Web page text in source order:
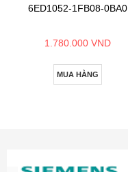
6ED1052-1FB08-0BA0
1.780.000 VND
MUA HÀNG